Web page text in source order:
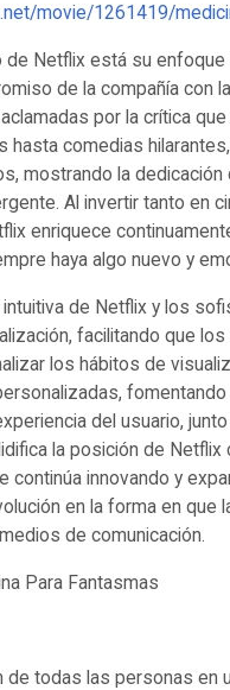
movie/1261419/
de Netflix está su
de la compañía con
por la crítica
hasta comedias
mostrando la
Al invertir tanto en
enriquece
haya algo nuevo y
de Netflix y los
facilitando que
los hábitos de
del usuario,
la posición de
continúa innovando y
en la forma en
de comunicación.
Para Fantasmas
de todas las personas en